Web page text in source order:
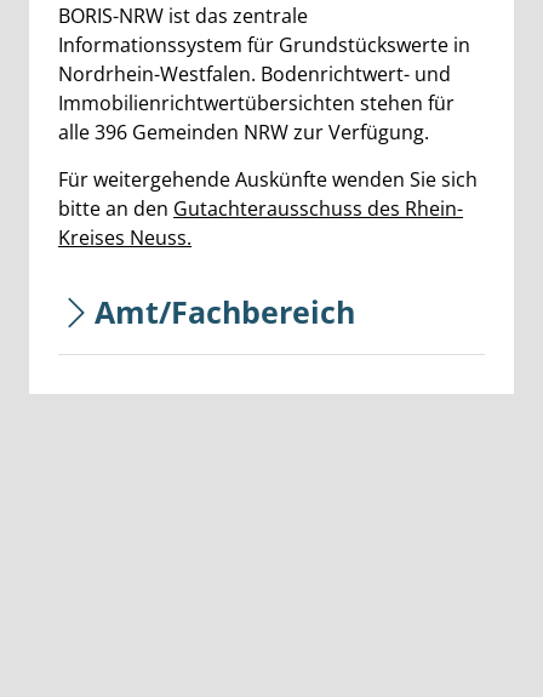
Beschreibung
BORIS-NRW ist das zentrale
Informationssystem für Grundstückswerte in
Nordrhein-Westfalen. Bodenrichtwert- und
Immobilienrichtwertübersichten stehen für
alle 396 Gemeinden NRW zur Verfügung.
Für weitergehende Auskünfte wenden Sie sich
bitte an den Gutachterausschuss des Rhein-
Kreises Neuss.
Amt/Fachbereich